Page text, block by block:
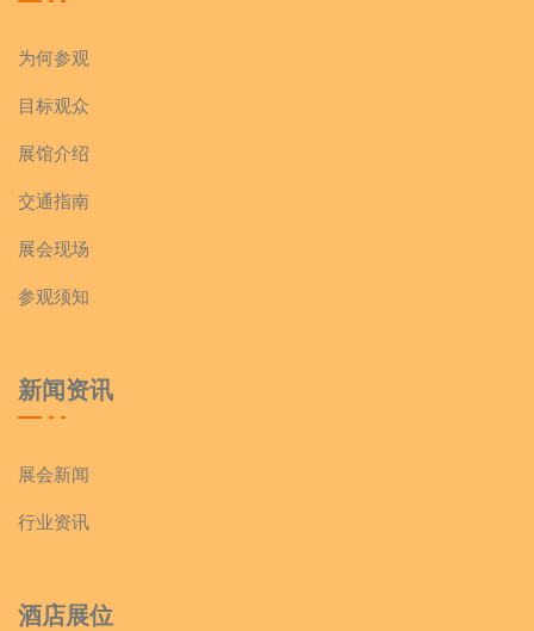
为何参观
目标观众
展馆介绍
交通指南
展会现场
参观须知
新闻资讯
展会新闻
行业资讯
酒店展位